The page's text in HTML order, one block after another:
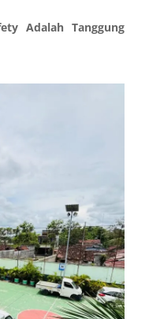
Adalah Tanggung